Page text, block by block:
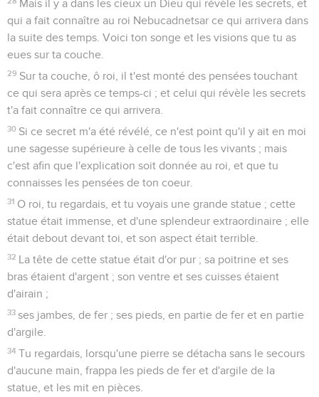
Mais il y a dans les cieux un Dieu qui révèle les secrets, et
qui a fait connaître au roi Nebucadnetsar ce qui arrivera dans
la suite des temps. Voici ton songe et les visions que tu as
eues sur ta couche.
29 Sur ta couche, ô roi, il t'est monté des pensées touchant
ce qui sera après ce temps-ci ; et celui qui révèle les secrets
t'a fait connaître ce qui arrivera.
30 Si ce secret m'a été révélé, ce n'est point qu'il y ait en moi
une sagesse supérieure à celle de tous les vivants ; mais
c'est afin que l'explication soit donnée au roi, et que tu
connaisses les pensées de ton coeur.
31 O roi, tu regardais, et tu voyais une grande statue ; cette
statue était immense, et d'une splendeur extraordinaire ; elle
était debout devant toi, et son aspect était terrible.
32 La tête de cette statue était d'or pur ; sa poitrine et ses
bras étaient d'argent ; son ventre et ses cuisses étaient
d'airain ;
33 ses jambes, de fer ; ses pieds, en partie de fer et en partie
d'argile.
34 Tu regardais, lorsqu'une pierre se détacha sans le secours
d'aucune main, frappa les pieds de fer et d'argile de la
statue, et les mit en pièces.